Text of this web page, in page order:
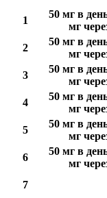
1
50 мг в
мг
2
50 мг в
мг
3
50 мг в
мг
4
50 мг в
мг
5
50 мг в
мг
6
50 мг в
мг
7